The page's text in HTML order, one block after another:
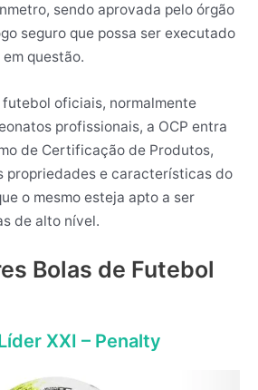
sendo aprovada pelo órgão
seguro que possa ser executado
questão.
oficiais, normalmente
profissionais, a OCP entra
de Certificação de Produtos,
propriedades e características do
o mesmo esteja apto a ser
de alto nível.
Bolas de Futebol
XXI – Penalty